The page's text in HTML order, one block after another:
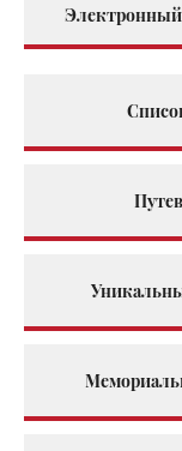
Электронный